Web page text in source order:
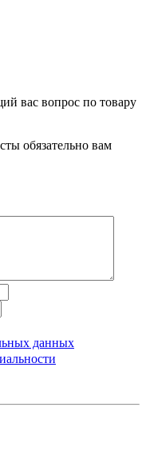
вас вопрос по товару
обязательно вам
данных